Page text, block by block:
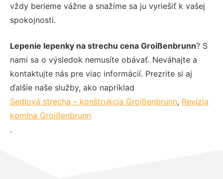
vždy berieme vážne a snažíme sa ju vyriešiť k vašej
spokojnosti.
Lepenie lepenky na strechu cena Groißenbrunn? S
nami sa o výsledok nemusíte obávať. Neváhajte a
kontaktujte nás pre viac informácií. Prezrite si aj
ďalšie naše služby, ako napríklad
Sedlová strecha – konštrukcia Groißenbrunn, Revízia
komína Groißenbrunn
.